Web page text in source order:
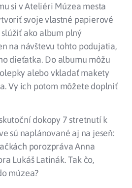
si v Ateliéri Múzea mesta
svoje vlastné papierové
ako album plný
na návštevu tohto podujatia,
dieťatka. Do albumu môžu
alebo vkladať makety
Vy ich potom môžete doplniť
dokopy 7 stretnutí k
sú naplánované aj na jeseň:
porozpráva Anna
Lukáš Latinák. Tak čo,
múzea?